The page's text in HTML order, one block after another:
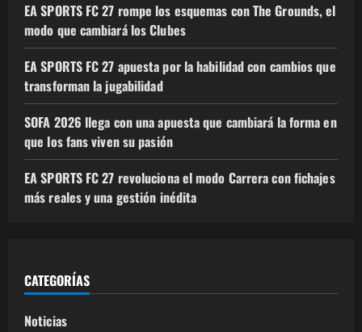
EA SPORTS FC 27 rompe los esquemas con The Grounds, el
modo que cambiará los Clubes
EA SPORTS FC 27 apuesta por la habilidad con cambios que
transforman la jugabilidad
SOFA 2026 llega con una apuesta que cambiará la forma en
que los fans viven su pasión
EA SPORTS FC 27 revoluciona el modo Carrera con fichajes
más reales y una gestión inédita
CATEGORÍAS
Noticias